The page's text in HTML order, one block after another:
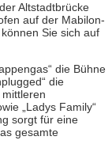
Altstadtbrücke
auf der Mabilon-
Sie sich auf
die Bühne
die
„Ladys Family“
sorgt für eine
gesamte